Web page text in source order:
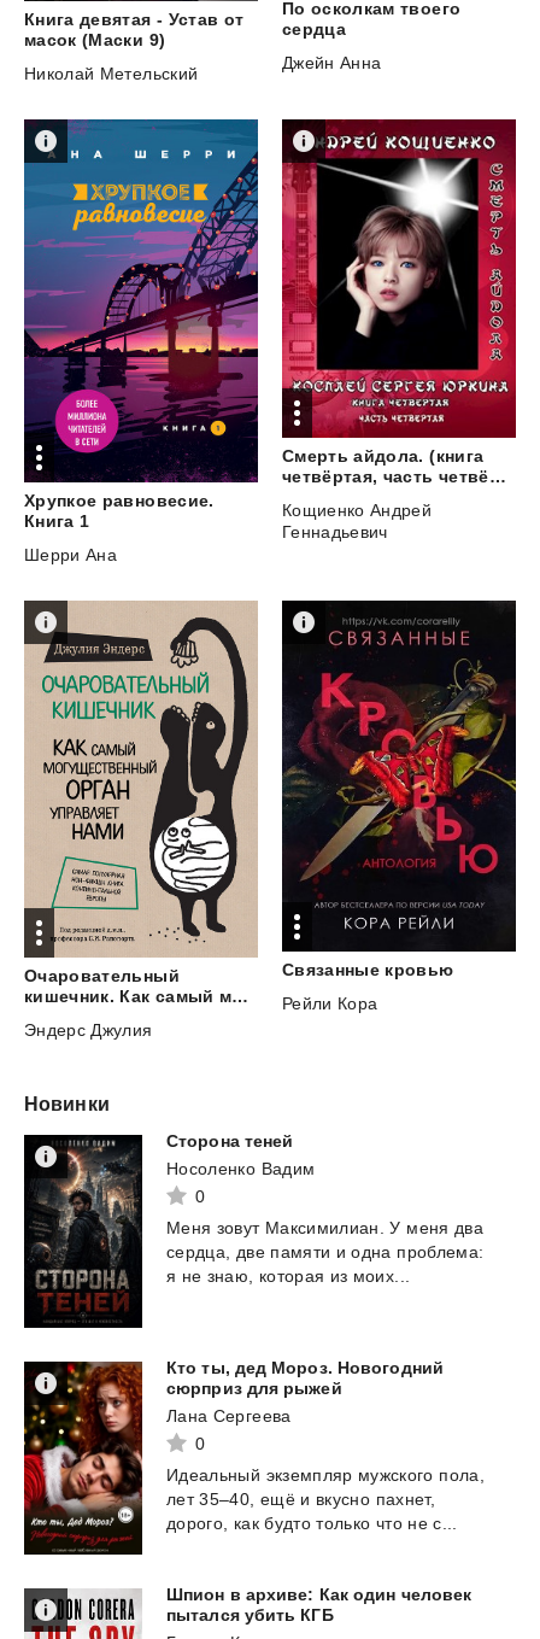
Книга девятая - Устав от
масок (Маски 9)
Николай Метельский
По осколкам твоего
сердца
Джейн Анна
Хрупкое равновесие.
Книга 1
Шерри Ана
Смерть айдола. (книга
четвёртая, часть четвёртая)
Кощиенко Андрей
Геннадьевич
Очаровательный
кишечник. Как самый могущественный орган управляет нами
Эндерс Джулия
Связанные кровью
Рейли Кора
Новинки
Сторона теней
Носоленко Вадим
0
Меня зовут Максимилиан. У меня два
сердца,
две памяти и одна проблема:
я не знаю, которая из моих...
Кто ты, дед Мороз. Новогодний
сюрприз для рыжей
Лана Сергеева
0
Идеальный экземпляр мужского пола,
лет 35–40, ещё и вкусно пахнет,
дорого,
как будто только что не с...
Шпион в архиве: Как один человек
пытался убить КГБ